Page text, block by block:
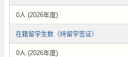
0人 (2026年度)
在籍留学生数（持留学签证）
0人 (2026年度)